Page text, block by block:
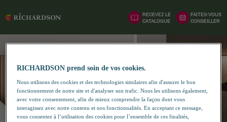
RECEVEZ LE
CATALOGUE
FAITES-VOUS
CONSEILLER
RICHARDSON prend soin de vos cookies.
Nous utilisons des cookies et des technologies similaires afin d'assurer le bon
fonctionnement de notre site et d'analyser son trafic. Nous les utilisons également,
avec votre consentement, afin de mieux comprendre la façon dont vous
interagissez avec notre contenu et nos fonctionnalités. En acceptant ce message,
vous consentez à l’utilisation des cookies pour l’ensemble de ces finalités,